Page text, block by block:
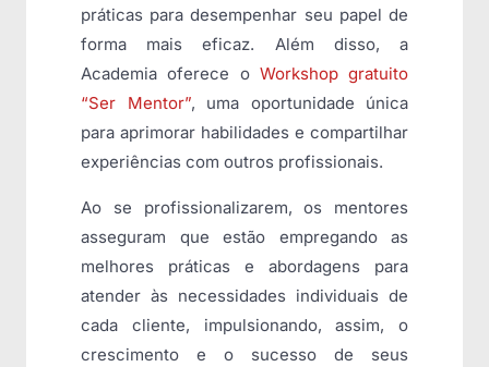
práticas para desempenhar seu papel de
forma mais eficaz. Além disso, a
Academia oferece o Workshop gratuito
“Ser Mentor”, uma oportunidade única
para aprimorar habilidades e compartilhar
experiências com outros profissionais.
Ao se profissionalizarem, os mentores
asseguram que estão empregando as
melhores práticas e abordagens para
atender às necessidades individuais de
cada cliente, impulsionando, assim, o
crescimento e o sucesso de seus